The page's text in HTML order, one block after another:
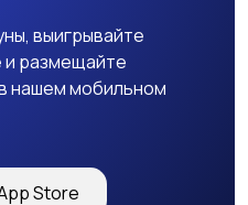
выигрывайте
и размещайте
нашем мобильном
Store